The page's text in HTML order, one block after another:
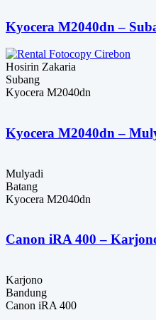
Kyocera M2040dn –
Hosirin Zakaria
Subang
Kyocera M2040dn
Kyocera M2040dn –
Mulyadi
Batang
Kyocera M2040dn
Canon iRA 400 –
Karjono
Bandung
Canon iRA 400